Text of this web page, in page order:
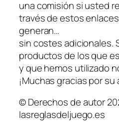
una comisión si usted
través de estos
generan…
sin costes adicionales.
productos de los que
y que hemos utilizado
¡Muchas gracias por su
© Derechos de autor
lasreglasdeljuego.es